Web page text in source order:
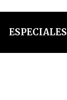
ESPECIALES